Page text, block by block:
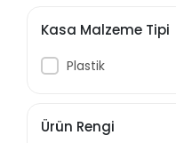
ASPİLSAN
AUDIO
AY AVİZE
Kasa Malzeme Tipi
Plastik
Ürün Rengi